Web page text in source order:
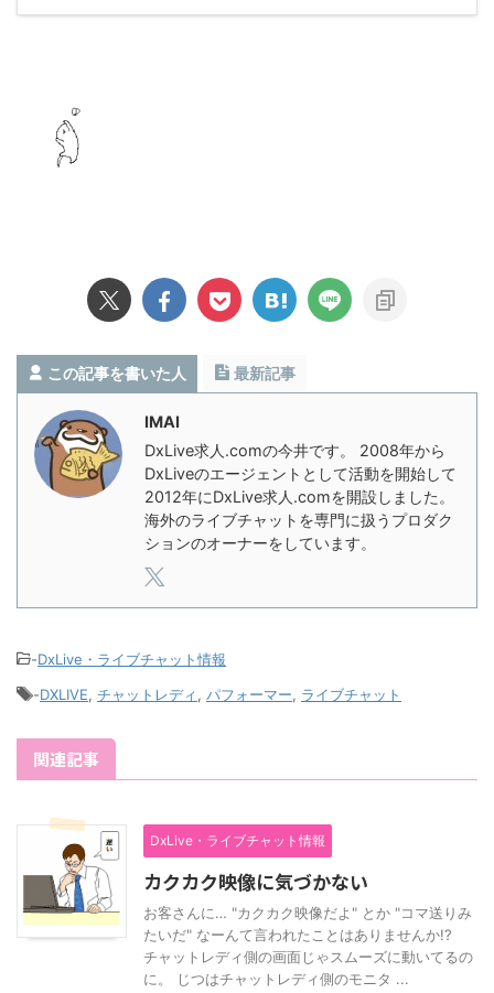
この記事を書いた人 最新記事
IMAI
DxLive求人.comの今井です。 2008年から
DxLiveのエージェントとして活動を開始して
2012年にDxLive求人.comを開設しました。
海外のライブチャットを専門に扱うプロダク
ションのオーナーをしています。
-DxLive・ライブチャット情報
-DXLIVE, チャットレディ, パフォーマー, ライブチャット
関連記事
DxLive・ライブチャット情報
カクカク映像に気づかない
お客さんに… "カクカク映像だよ" とか "コマ送りみ
たいだ" なーんて言われたことはありませんか!?
チャットレディ側の画面じゃスムーズに動いてるの
に。 じつはチャットレディ側のモニタ ...